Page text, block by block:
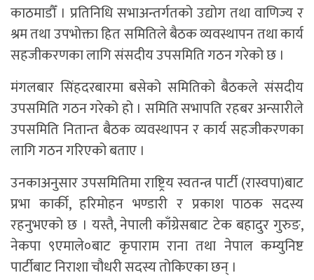
काठमाडौँ । प्रतिनिधि सभाअन्तर्गतको उद्योग तथा वाणिज्य र
श्रम तथा उपभोक्ता हित समितिले बैठक व्यवस्थापन तथा कार्य
सहजीकरणका लागि संसदीय उपसमिति गठन गरेको छ ।
मंगलबार सिंहदरबारमा बसेको समितिको बैठकले संसदीय
उपसमिति गठन गरेको हो । समिति सभापति रहबर अन्सारीले
उपसमिति नितान्त बैठक व्यवस्थापन र कार्य सहजीकरणका
लागि गठन गरिएको बताए ।
उनकाअनुसार उपसमितिमा राष्ट्रिय स्वतन्त्र पार्टी (रास्वपा)बाट
प्रभा कार्की, हरिमोहन भण्डारी र प्रकाश पाठक सदस्य
रहनुभएको छ । यस्तै, नेपाली काँग्रेसबाट टेक बहादुर गुरुङ,
नेकपा ९एमाले०बाट कृपाराम राना तथा नेपाल कम्युनिष्ट
पार्टीबाट निराशा चौधरी सदस्य तोकिएका छन् ।